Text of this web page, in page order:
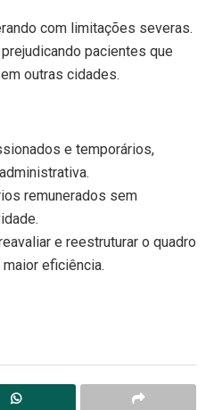
com limitações severas.
pacientes que
outras cidades.
e temporários,
remunerados sem
e reestruturar o quadro
eficiência.